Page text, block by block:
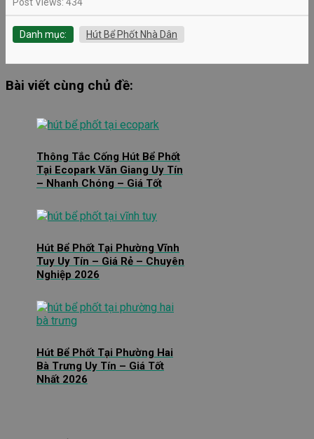
Post Views: 434
Danh mục: Hút Bể Phốt Nhà Dân
Bài viết cùng chủ đề:
Thông Tắc Cống Hút Bể Phốt
Tại Ecopark Văn Giang Uy Tín
– Nhanh Chóng – Giá Tốt
Hút Bể Phốt Tại Phường Vĩnh
Tuy Uy Tín – Giá Rẻ – Chuyên
Nghiệp 2026
Hút Bể Phốt Tại Phường Hai
Bà Trưng Uy Tín – Giá Tốt
Nhất 2026